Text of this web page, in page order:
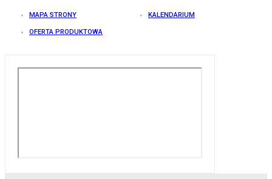
MAPA STRONY KALENDARIUM
OFERTA PRODUKTOWA